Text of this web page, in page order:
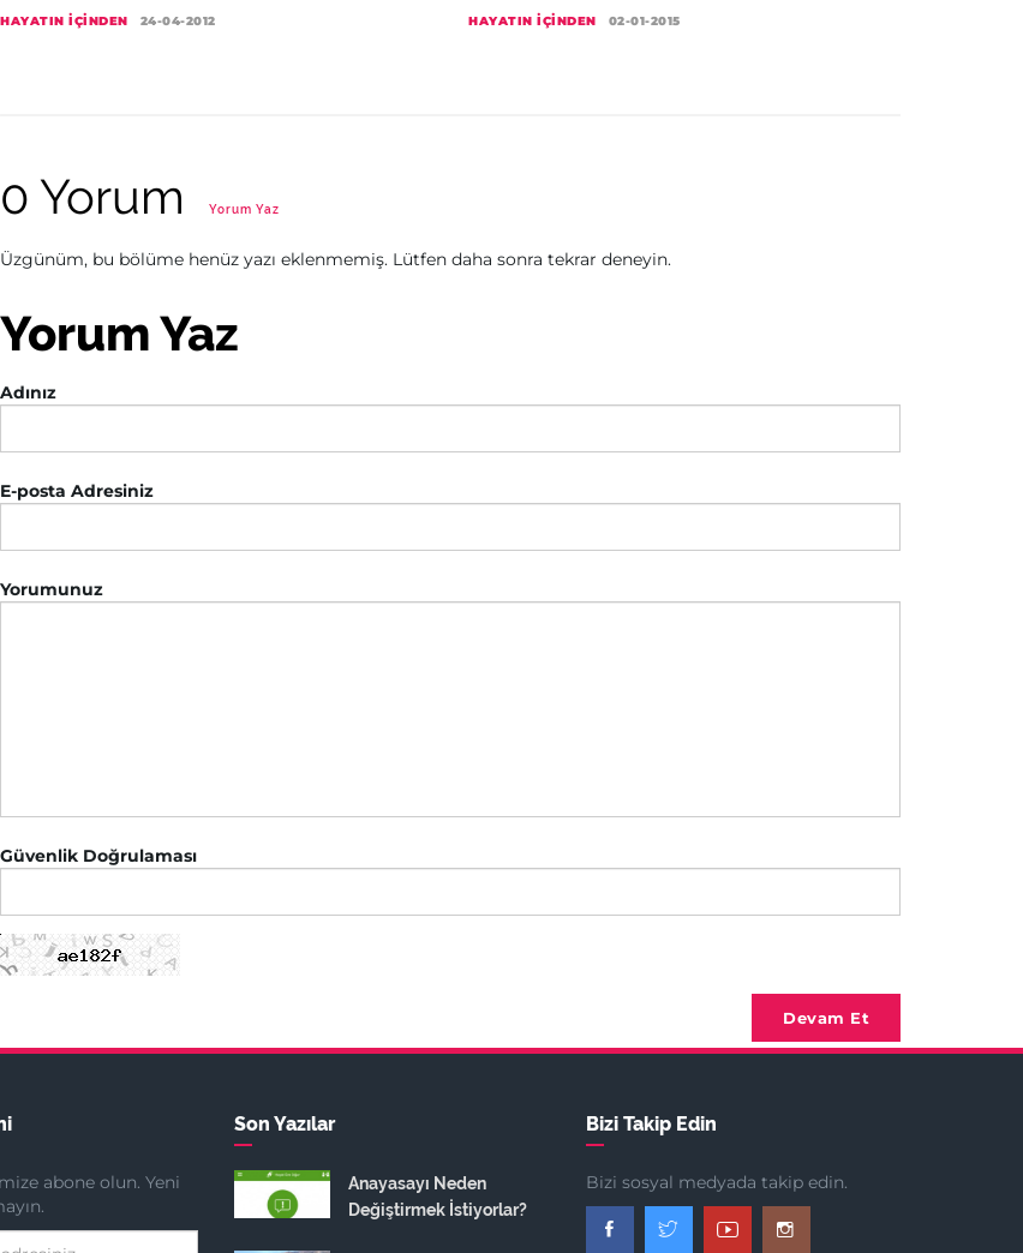
HAYATIN İÇINDEN 24-04-2012 HAYATIN İÇINDEN 02-01-2015
0 Yorum Yorum Yaz
Üzgünüm, bu bölüme henüz yazı eklenmemiş. Lütfen daha sonra tekrar deneyin.
Yorum Yaz
Adınız
E-posta Adresiniz
Yorumunuz
Güvenlik Doğrulaması
Devam Et
abone olun. Yeni
Son Yazılar
Anayasayı Neden
Değiştirmek İstiyorlar?
Bizi Takip Edin
Bizi sosyal medyada takip edin.